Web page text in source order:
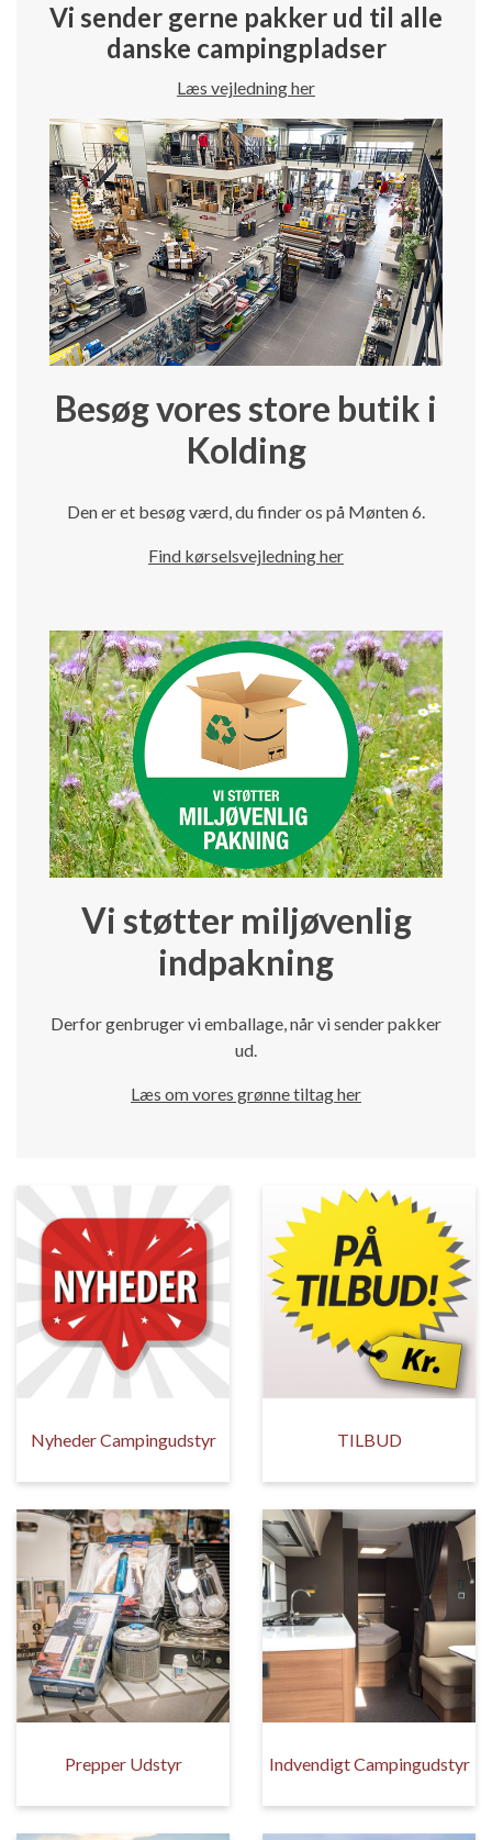
Vi sender gerne pakker ud til alle
danske campingpladser
Læs vejledning her
Besøg vores store butik i
Kolding
Den er et besøg værd, du finder os på Mønten 6.
Find kørselsvejledning her
Vi støtter miljøvenlig
indpakning
Derfor genbruger vi emballage, når vi sender pakker
ud.
Læs om vores grønne tiltag her
Nyheder Campingudstyr TILBUD
Prepper Udstyr Indvendigt Campingudstyr